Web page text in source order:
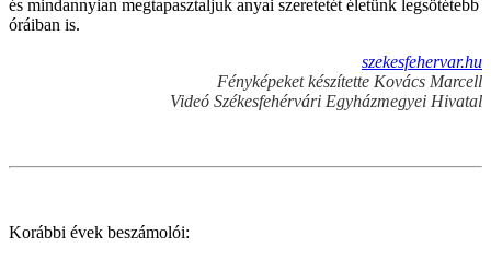
és mindannyian megtapasztaljuk anyai szeretetét életünk legsötétebb
óráiban is.
szekesfehervar.hu
Fényképeket készítette Kovács Marcell
Videó Székesfehérvári Egyházmegyei Hivatal
Korábbi évek beszámolói: